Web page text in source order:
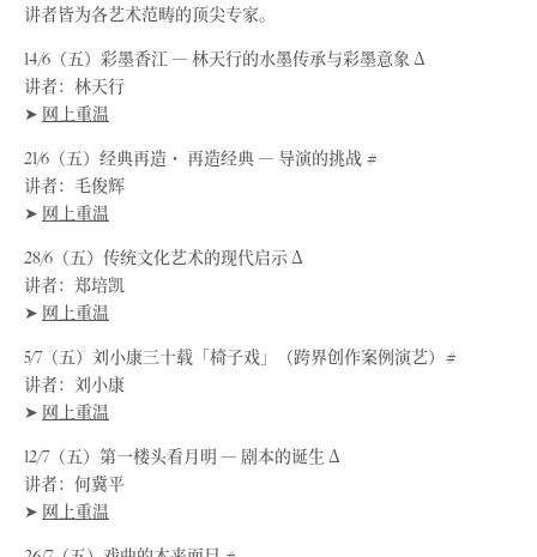
讲者皆为各艺术范畴的顶尖专家。
14/6（五）彩墨香江 ― 林天行的水墨传承与彩墨意象 Δ
讲者：林天行
➤ 网上重温
21/6（五）经典再造・ 再造经典 ― 导演的挑战 #
讲者：毛俊辉
➤ 网上重温
28/6（五）传统文化艺术的现代启示 Δ
讲者：郑培凯
➤ 网上重温
5/7（五）刘小康三十载「椅子戏」（跨界创作案例演艺）#
讲者：刘小康
➤ 网上重温
12/7（五）第一楼头看月明 ― 剧本的诞生 Δ
讲者：何冀平
➤ 网上重温